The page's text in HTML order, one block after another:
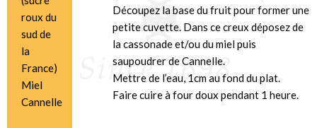
roux du
sud de
la
France)
Miel
Cannelle
Découpez la base du fruit pour former une
petite cuvette. Dans ce creux déposez de
la cassonade et/ou du miel puis
saupoudrer de Cannelle.
Mettre de l’eau, 1cm au fond du plat.
Faire cuire à four doux pendant 1 heure.